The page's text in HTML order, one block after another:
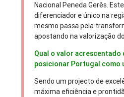
Nacional Peneda Gerês.
diferenciador e único na
mesmo passa pela
apostando na valorização
Qual o valor
posicionar Portugal como
Sendo um projecto de
máxima eficiência e